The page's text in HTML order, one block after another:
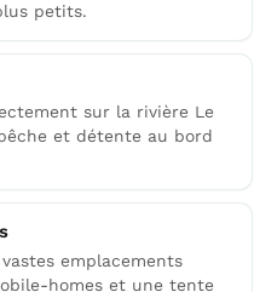
petits.
sur la rivière Le
et détente au bord
emplacements
homes et une tente